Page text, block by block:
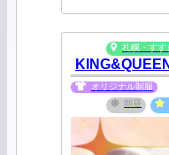
札幌・すす
オリジナル制服
朝昼